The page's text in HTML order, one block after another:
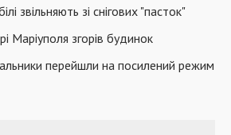
звільняють зі снігових "пасток"
Маріуполя згорів будинок
перейшли на посилений режим